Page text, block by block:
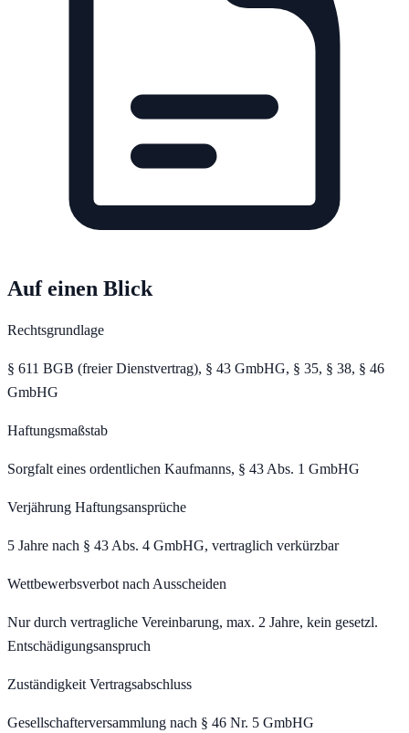
Auf einen Blick
Rechtsgrundlage
§ 611 BGB (freier Dienstvertrag), § 43 GmbHG, § 35, § 38, § 46
GmbHG
Haftungsmaßstab
Sorgfalt eines ordentlichen Kaufmanns, § 43 Abs. 1 GmbHG
Verjährung Haftungsansprüche
5 Jahre nach § 43 Abs. 4 GmbHG, vertraglich verkürzbar
Wettbewerbsverbot nach Ausscheiden
Nur durch vertragliche Vereinbarung, max. 2 Jahre, kein gesetzl.
Entschädigungsanspruch
Zuständigkeit Vertragsabschluss
Gesellschafterversammlung nach § 46 Nr. 5 GmbHG